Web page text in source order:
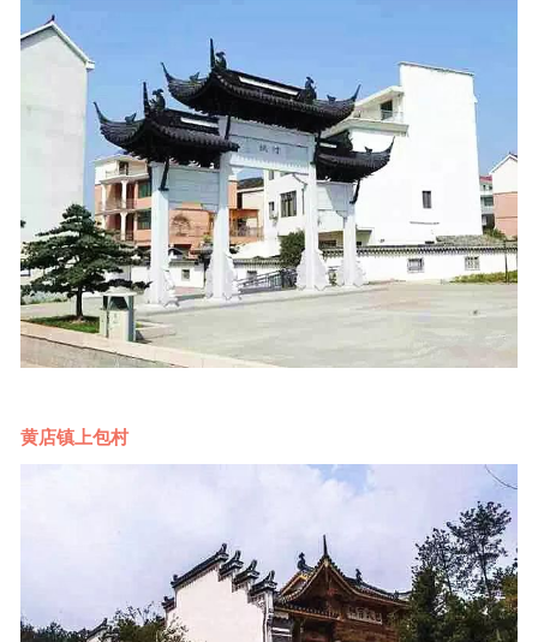
黄店镇上包村